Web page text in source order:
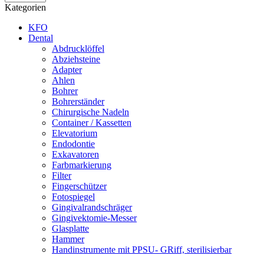
Kategorien
KFO
Dental
Abdrucklöffel
Abziehsteine
Adapter
Ahlen
Bohrer
Bohrerständer
Chirurgische Nadeln
Container / Kassetten
Elevatorium
Endodontie
Exkavatoren
Farbmarkierung
Filter
Fingerschützer
Fotospiegel
Gingivalrandschräger
Gingivektomie-Messer
Glasplatte
Hammer
Handinstrumente mit PPSU- GRiff, sterilisierbar